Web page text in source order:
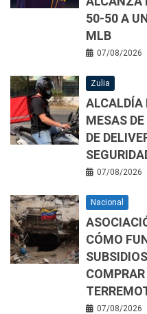
50-50 A
MLB
07/08/2026
Zulia
ALCALDÍA
MESAS
DE
07/08/2026
Nacional
CÓMO
07/08/2026